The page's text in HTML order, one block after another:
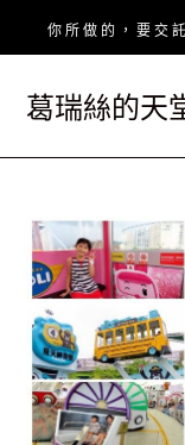
你 所 做 的 ， 要 交
葛瑞絲的天